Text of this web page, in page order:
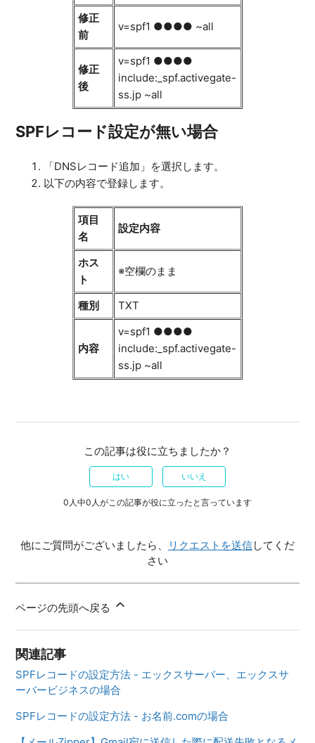
修正
前
v=spf1 ●●●● ~all
修正
後
v=spf1 ●●●●
include:_spf.activegate-
ss.jp ~all
SPFレコード設定が無い場合
「DNSレコード追加」を選択します。
以下の内容で登録します。
項目
名
設定内容
ホス
ト
※空欄のまま
種別 TXT
内容
v=spf1 ●●●●
include:_spf.activegate-
ss.jp ~all
この記事は役に立ちましたか？
はい いいえ
0人中0人がこの記事が役に立ったと言っています
他にご質問がございましたら、 リクエストを送信してくだ
さい
ページの先頭へ戻る
関連記事
SPFレコードの設定方法 - エックスサーバー、エックスサ
ーバービジネスの場合
SPFレコードの設定方法 - お名前.comの場合